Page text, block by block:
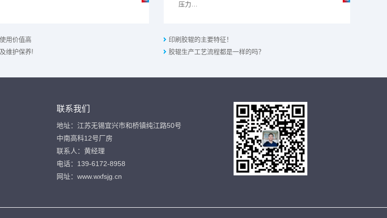
压力…
用价值高
印刷胶辊的主要特征！
维护保养! 胶辊生产工艺流程都是一样的吗？
联系我们
地址：江苏无锡宜兴市和桥镇纯江路50号
中南高科12号厂房
联系人：黄经理
电话：139-6172-8958
网址：www.wxfsjg.cn